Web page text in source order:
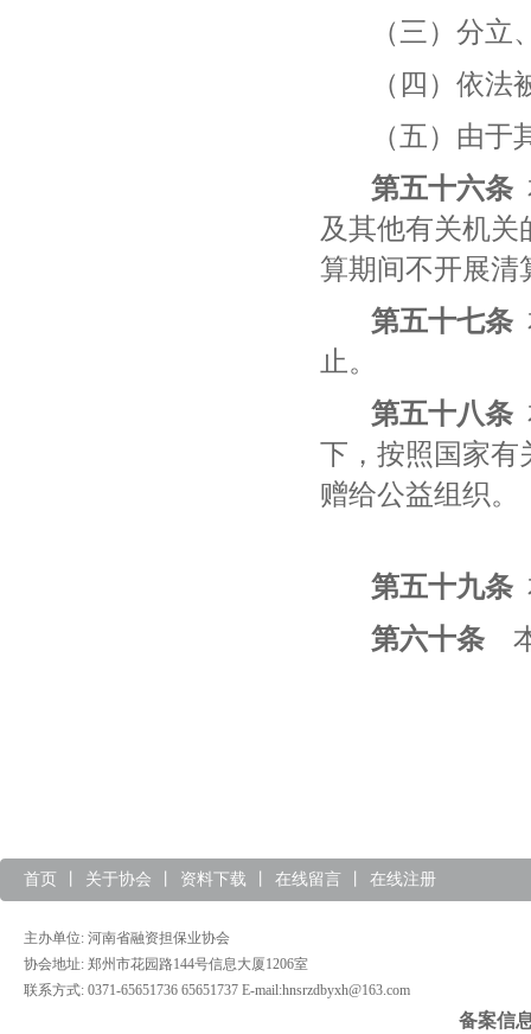
（三）分立
（四）依
（五）由
第五十六条
及其他有关机
算期间不开展清
第五十七条
止。
第五十八条
下，按照国家有
赠给公益组织。
第五十九条
第六十条
首页 关于协会 资料下载 在线留言 在线注册
主办单位: 河南省融资担保业协会
协会地址: 郑州市花园路144号信息大厦1206室
联系方式: 0371-65651736 65651737 E-mail:hnsrzdbyxh@163.com
备案信